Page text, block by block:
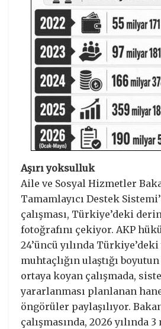
Aşırı yoksulluk
Aile ve Sosyal Hizmetler
Tamamlayıcı Destek
çalışması, Türkiye’deki
fotoğrafını çekiyor. AKP
24’üncü yılında
muhtaçlığın ulaştığı
ortaya koyan çalışmada,
yararlanması planlanan
öngörüler paylaşılıyor.
çalışmasında, 2026 yılında